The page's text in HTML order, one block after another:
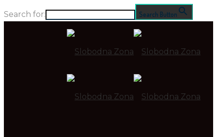
Search for: Search Button